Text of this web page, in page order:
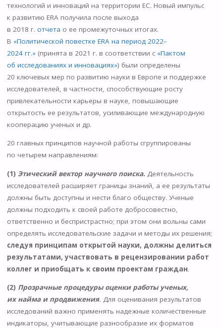
технологий и инноваций на территории ЕС. Новый импульс
к развитию ERA получила после выхода
в 2018 г. отчета о ее промежуточных итогах.
В «Политической повестке ERA на период 2022–
2024 гг.»(принята в 2021 г. в соответствии с «Пактом
об исследованиях и инновациях») были определены
20 ключевых мер по развитию науки в Европе и поддержке
исследователей, в частности, способствующие росту
привлекательности карьеры в науке, повышающие
открытость ее результатов, усиливающие международную
кооперацию ученых и др.
20 главных принципов научной работы сгруппированы
по четырем направлениям:
(1) Этический вектор научного поиска.Деятельность
исследователей расширяет границы знаний, а ее результаты
должны быть доступны и нести благо обществу. Ученые
должны подходить к своей работе добросовестно,
ответственно и беспристрастно; при этом они вольны сами
определять исследовательские задачи и методы их решения;
следуя принципам открытой науки, должны делиться
результатами, участвовать в рецензировании работ
коллег и приобщать к своим проектам граждан.
(2) Прозрачные процедуры оценки работы ученых,
их найма и продвижения. Для оценивания результатов
исследований важно применять надежные количественные
индикаторы, учитывающие разнообразие их форматов